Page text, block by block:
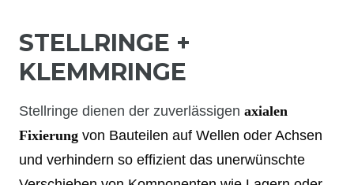
STELLRINGE +
KLEMMRINGE
Stellringe dienen der zuverlässigen axialen
Fixierung von Bauteilen auf Wellen oder Achsen
und verhindern so effizient das unerwünschte